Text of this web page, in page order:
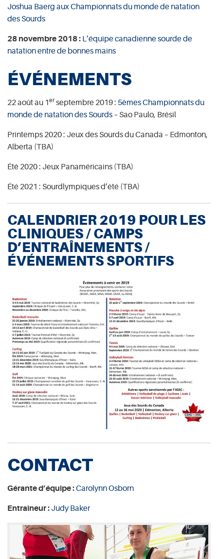
Joshua Baerg aux Championnats du monde de natation
des Sourds
28 novembre 2018 : L’équipe canadienne sourde de
natation entre de bonnes mains
ÉVÉNEMENTS
22 août au 1 er septembre 2019 : 5èmes Championnats du
monde de natation des Sourds – Sao Paulo, Brésil
Printemps 2020 : Jeux des Sourds du Canada – Edmonton,
Alberta (TBA)
Été 2020 : Jeux Panaméricains (TBA)
Été 2021 : Sourdlympiques d’été (TBA)
CALENDRIER 2019 POUR LES
CLINIQUES / CAMPS
D’ENTRAÎNEMENTS /
ÉVÉNEMENTS SPORTIFS
CONTACT
Gérante d’équipe :Carolynn Osborn
Entraîneur : Judy Baker